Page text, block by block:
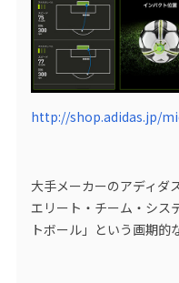
http://shop.adidas.jp/
大手メーカーのアディダ
エリート・チーム・シス
トボール」という画期的